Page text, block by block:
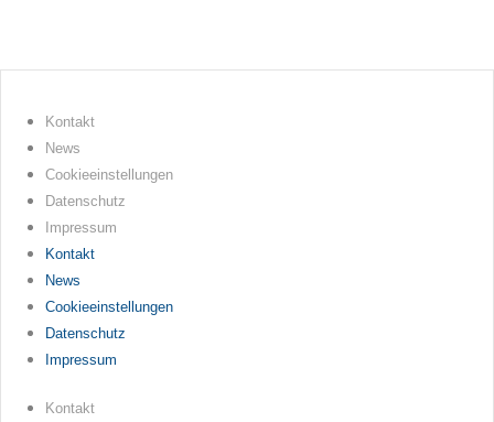
Kontakt
News
Cookieeinstellungen
Datenschutz
Impressum
Kontakt
News
Cookieeinstellungen
Datenschutz
Impressum
Kontakt